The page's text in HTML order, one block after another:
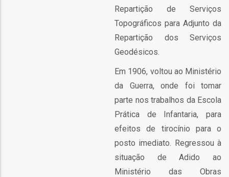
Repartição de Serviços
Topográficos para Adjunto da
Repartição dos Serviços
Geodésicos.
Em 1906, voltou ao Ministério
da Guerra, onde foi tomar
parte nos trabalhos da Escola
Prática de Infantaria, para
efeitos de tirocínio para o
posto imediato. Regressou à
situação de Adido ao
Ministério das Obras